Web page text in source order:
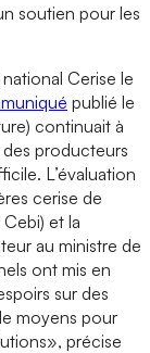
soutien pour les
Cerise le
publié le
continuait à
producteurs
L’évaluation
cerise de
et la
au ministre de
ont mis en
sur des
moyens pour
précise